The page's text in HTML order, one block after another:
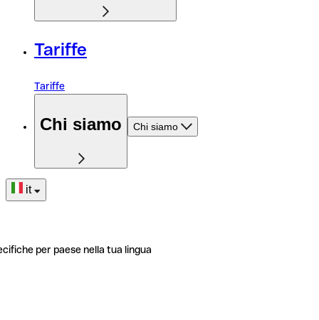
Tariffe
Tariffe
Chi siamo Chi siamo
it
per paese nella tua lingua